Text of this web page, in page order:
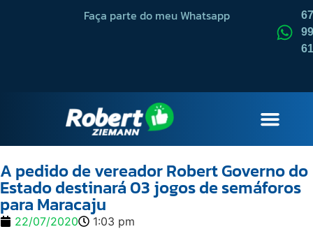
Faça parte do meu Whatsapp
A pedido de vereador Robert Governo do
Estado destinará 03 jogos de semáforos
para Maracaju
22/07/2020 1:03 pm